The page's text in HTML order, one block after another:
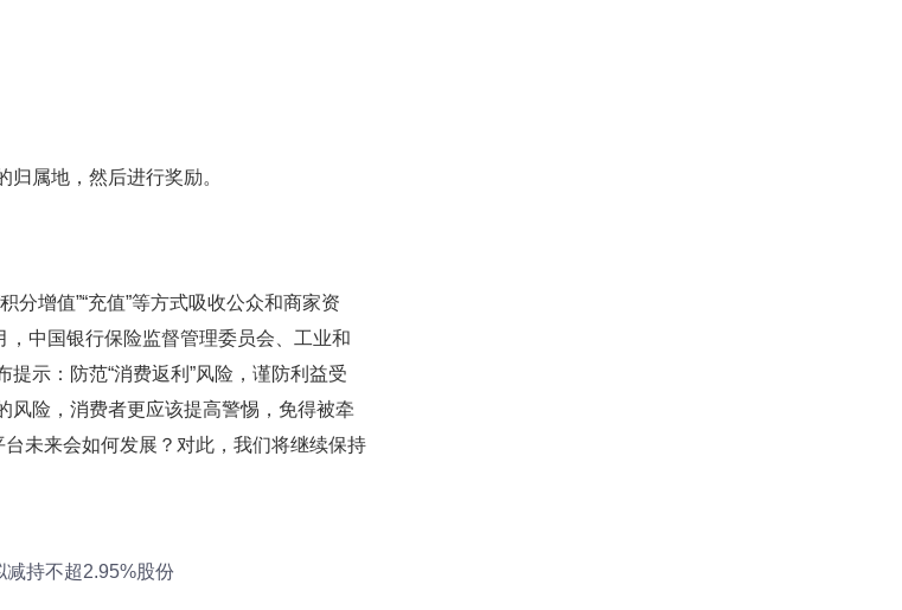
属地，然后进行奖励。
增值”“充值”等方式吸收公众和商家资
中国银行保险监督管理委员会、工业和
示：防范“消费返利”风险，谨防利益受
风险，消费者更应该提高警惕，免得被牵
未来会如何发展？对此，我们将继续保持
减持不超2.95%股份